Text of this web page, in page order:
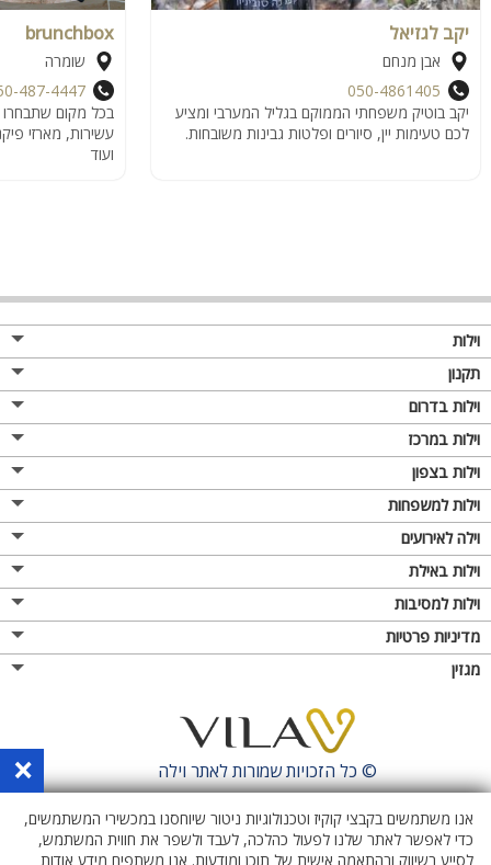
יקב לגזיאל
אבן מנחם
050-4861405
יקב בוטיק משפחתי הממוקם בגליל המערבי ומציע
לכם טעימות יין, סיורים ופלטות גבינות משובחות.
brunchbox
שומרה
487-4447
בכל מקום שתבחרו
עשירות, מארזי
ועוד
וילות
תקנון
וילות בדרום
וילות במרכז
וילות בצפון
וילות למשפחות
וילה לאירועים
וילות באילת
וילות למסיבות
מדיניות פרטיות
מגזין
© כל הזכויות שמורות לאתרוילה ×
אנו משתמשים בקבצי קוקיז וטכנולוגיות ניטור שיוחסנו במכשירי המשתמשים,
כדי לאפשר לאתר שלנו לפעול כהלכה, לעבד ולשפר את חווית המשתמש,
לסייע בשיווק ובהתאמה אישית של תוכן ומודעות. אנו משתפים מידע אודות